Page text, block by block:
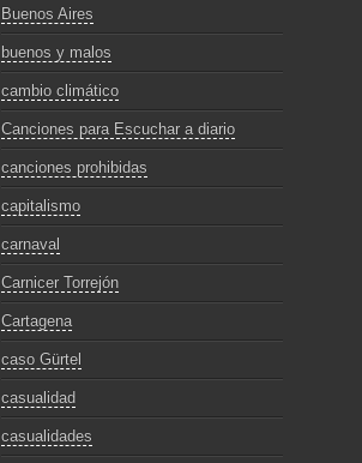
Buenos Aires
buenos y malos
cambio climático
Canciones para Escuchar a diario
canciones prohibidas
capitalismo
carnaval
Carnicer Torrejón
Cartagena
caso Gürtel
casualidad
casualidades